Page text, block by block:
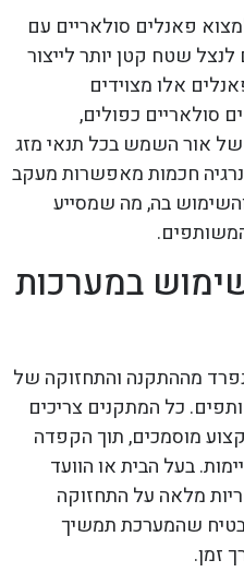
פאנלים סולאריים עם
שטח קטן יותר לייצור
אלו מצוידים
סולאריים כפולים,
אור השמש בכל תנאי מזג
חכמות מאפשרות מעקב
בה, מה שמסייע
במערכות
מההתקנה והתחזוקה של
כל המתקנים צריכים
מוסמכים, תוך הקפדה
בעל הבית או הוועד
מלאה על התחזוקה
שהמערכת תמשיך
זמן.